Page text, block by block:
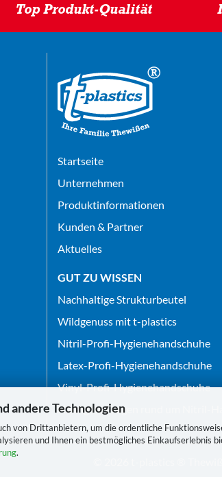
andere Technologien
von Drittanbietern, um die ordentliche
und Ihnen ein bestmögliches Einkaufserlebnis
.
Top Produkt-Qualität
Startseite
Unternehmen
Produktinformationen
Kunden & Partner
Aktuelles
GUT ZU WISSEN
Nachhaltige Strukturbeutel
Wildgenuss mit t-plastics
Nitril-Profi-Hygienehandschuhe
Latex-Profi-Hygienehandschuhe
Vinyl-Profi-Hygienehandschuhe
Häufigste Fragen rund um Nitril-